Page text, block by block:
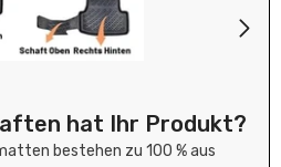
hat Ihr Produkt?
bestehen zu 100 % aus